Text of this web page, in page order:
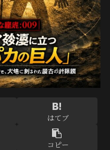
はてブ
コピー